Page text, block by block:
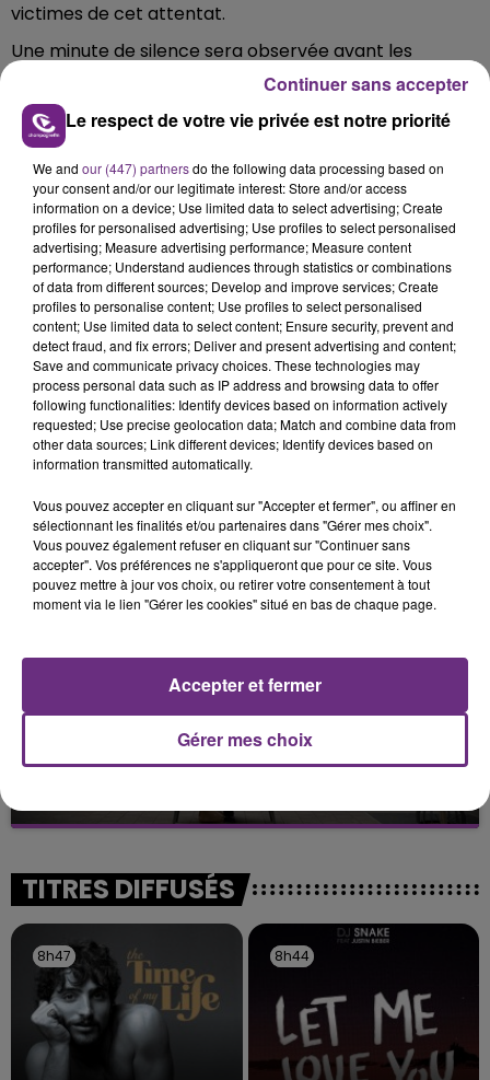
victimes de cet attentat.
Une minute de silence sera observée avant les
rencontres des championnats de Ligue 1 et Ligue 2.
Ce sera le cas samedi soir au stade Auguste Delaune
pour la rencontre opposant le Stade de Reims à St
Etienne et un peu plus tôt dans la journée au stade de
l'Aube, où l'Estac de Troyes accueille Brest.
FIL D'ACTUS
TOUJOURS À L'ARRÊT
Cela fait déjà une semaine que la centrale
nucléaire ardennaise est à l'arrêt. Une situation
justifiée par la sécheresse intense qui est toujours
LE MAGASIN JOUÉCLUB DE REIMS FERME
C'était l'une des institutions du centre-ville
fermer ses portes.
TITRES DIFFUSÉS
8h47
8h47 8h44
8h44
Le respect de votre vie privée est notre priorité
We and our (447) partnersdo the following data processing based on
your consent and/or our legitimate interest: Store and/or access
information on a device; Use limited data to select advertising; Create
profiles for personalised advertising; Use profiles to select personalised
advertising; Measure advertising performance; Measure content
performance; Understand audiences through statistics or combinations
of data from different sources; Develop and improve services; Create
profiles to personalise content; Use profiles to select personalised
content; Use limited data to select content; Ensure security, prevent and
detect fraud, and fix errors; Deliver and present advertising and content;
Save and communicate privacy choices. These technologies may
process personal data such as IP address and browsing data to offer
following functionalities: Identify devices based on information actively
requested; Use precise geolocation data; Match and combine data from
other data sources; Link different devices; Identify devices based on
information transmitted automatically.
Vous pouvez accepter en cliquant sur "Accepter et fermer", ou affiner en
sélectionnant les finalités et/ou partenaires dans "Gérer mes choix".
Vous pouvez également refuser en cliquant sur "Continuer sans
accepter". Vos préférences ne s'appliqueront que pour ce site. Vous
pouvez mettre à jour vos choix, ou retirer votre consentement à tout
moment via le lien "Gérer les cookies" situé en bas de chaque page.
Gérer mes choix
Accepter et fermer
Continuer sans accepter